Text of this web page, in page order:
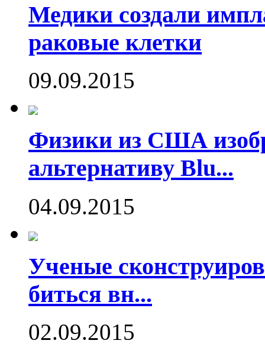
Медики создали
раковые клетки
09.09.2015
Физики из США
альтернативу Blu...
04.09.2015
Ученые
биться вн...
02.09.2015